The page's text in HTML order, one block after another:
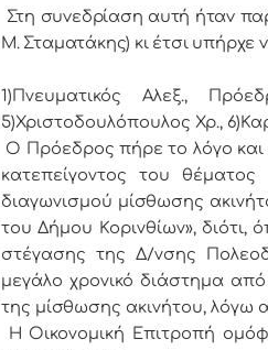
Στη συvεδρίαση αυτή ήταv
Μ. Σταματάκης) κι έτσι υπήρχε
1)Πνευματικός Αλεξ.,
5)Χριστοδουλόπουλος Χρ.,
Ο Πρόεδρος πήρε το λόγο
κατεπείγοντος του
διαγωνισμού μίσθωσης
του Δήμου Κορινθίων»,
στέγασης της Δ/νσης
μεγάλο χρονικό διάστημα
της μίσθωσης ακινήτου, λόγω
Η Οικονομική Επιτροπή